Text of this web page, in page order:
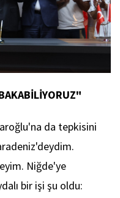
da tepkisini
Niğde'ye
bir işi şu oldu: